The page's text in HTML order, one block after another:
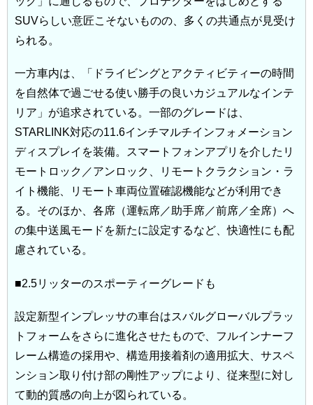
SUVらしい意匠こそないものの、多くの共通点が見受け
られる。
一方車内は、「ドライビングとアクティビティーの時間
を自然体で過ごせる使い勝手の良いカジュアルなインテ
リア」が追求されている。一部のグレードは、
STARLINK対応の11.6インチマルチインフォメーション
ディスプレイを装備。スマートフォンアプリを介したリ
モートロック／アンロック、リモートクラクション・ラ
イト機能、リモート車両位置確認機能などが利用でき
る。そのほか、各席（運転席／助手席／前席／全席）へ
の集中送風モードを新たに設定するなど、快適性にも配
慮されている。
■2.5リッターのスポーティーグレードも
設定新型インプレッサの車台はスバルグローバルプラッ
トフォームをさらに進化させたもので、フルインナーフ
レーム構造の採用や、構造用接着剤の適用拡大、サスペ
ンション取り付け部の剛性アップにより、従来型に対し
て動的質感の向上が図られている。